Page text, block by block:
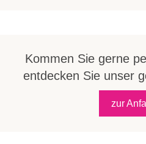
Kommen Sie gerne
entdecken Sie unser
zur